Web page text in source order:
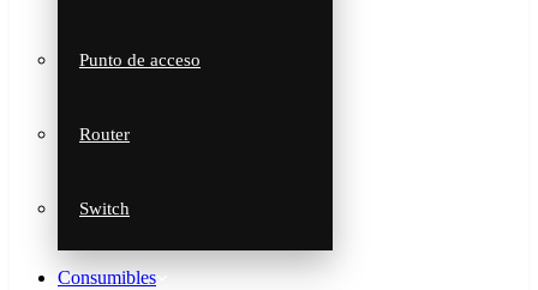
Punto de acceso
Router
Switch
Consumibles